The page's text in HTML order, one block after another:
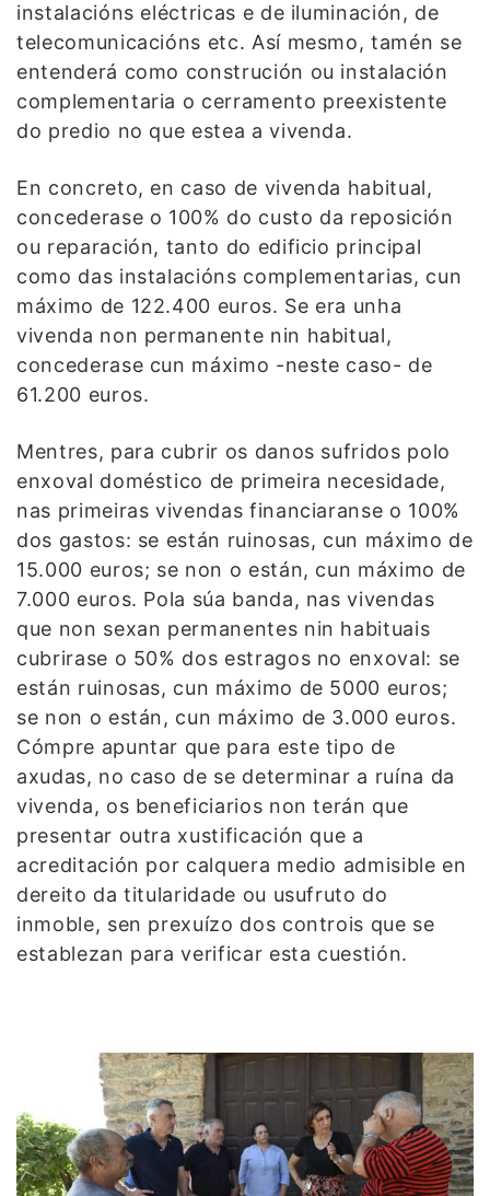
instalacións eléctricas e de iluminación, de
telecomunicacións etc. Así mesmo, tamén se
entenderá como construción ou instalación
complementaria o cerramento preexistente
do predio no que estea a vivenda.
En concreto, en caso de vivenda habitual,
concederase o 100% do custo da reposición
ou reparación, tanto do edificio principal
como das instalacións complementarias, cun
máximo de 122.400 euros. Se era unha
vivenda non permanente nin habitual,
concederase cun máximo -neste caso- de
61.200 euros.
Mentres, para cubrir os danos sufridos polo
enxoval doméstico de primeira necesidade,
nas primeiras vivendas financiaranse o 100%
dos gastos: se están ruinosas, cun máximo de
15.000 euros; se non o están, cun máximo de
7.000 euros. Pola súa banda, nas vivendas
que non sexan permanentes nin habituais
cubrirase o 50% dos estragos no enxoval: se
están ruinosas, cun máximo de 5000 euros;
se non o están, cun máximo de 3.000 euros.
Cómpre apuntar que para este tipo de
axudas, no caso de se determinar a ruína da
vivenda, os beneficiarios non terán que
presentar outra xustificación que a
acreditación por calquera medio admisible en
dereito da titularidade ou usufruto do
inmoble, sen prexuízo dos controis que se
establezan para verificar esta cuestión.